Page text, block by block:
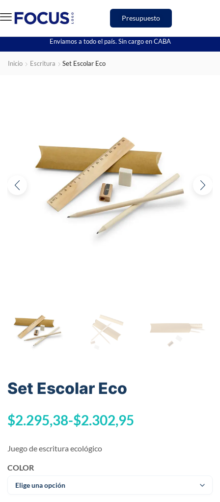
Presupuesto
Enviamos a todo el país. Sin cargo en CABA
Inicio Escritura Set Escolar Eco
Set Escolar Eco
$2.295,38-$2.302,95
Juego de escritura ecológico
COLOR